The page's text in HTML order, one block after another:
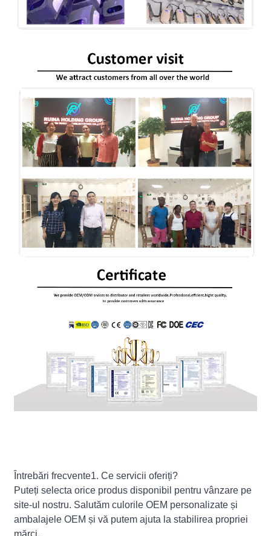
Întrebări frecvente1. Ce servicii oferiți?
Puteți selecta orice produs disponibil pentru vânzare pe
site-ul nostru. Salutăm culorile OEM personalizate și
ambalajele OEM și vă putem ajuta la stabilirea propriei
mărci.